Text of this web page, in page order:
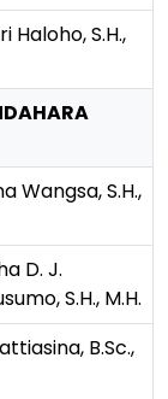
Haloho, S.H.,
Wangsa, S.H.,
D. J.
S.H., M.H.
B.Sc.,